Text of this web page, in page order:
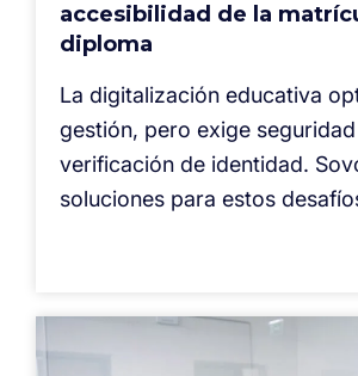
accesibilidad de la
diploma
La digitalización educativa
gestión, pero exige
verificación de identidad.
soluciones para estos